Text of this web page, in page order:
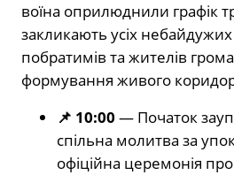
воїна оприлюднили графік
закликають усіх небайдужих
побратимів та жителів
формування живого
📌 10:00 — Початок
спільна молитва за
офіційна церемонія